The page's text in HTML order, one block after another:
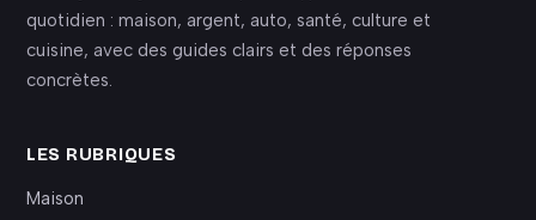
quotidien : maison, argent, auto, santé, culture et
cuisine, avec des guides clairs et des réponses
concrètes.
LES RUBRIQUES
Maison